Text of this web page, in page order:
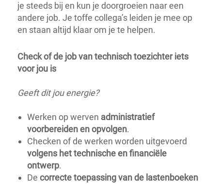
je steeds bij en kun je doorgroeien naar een
andere job. Je toffe collega’s leiden je mee op
en staan altijd klaar om je te helpen.
.
Check of de job van technisch toezichter iets
voor jou is
Geeft dit jou energie?
Werken op werven administratief
voorbereiden en opvolgen.
Checken of de werken worden uitgevoerd
volgens het technische en financiële
ontwerp.
De correcte toepassing van de lastenboeken